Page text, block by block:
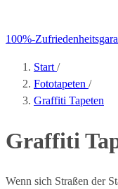
100%-
Start /
Fototapeten /
Graffiti Tapeten
Graffiti
Wenn sich Straßen der